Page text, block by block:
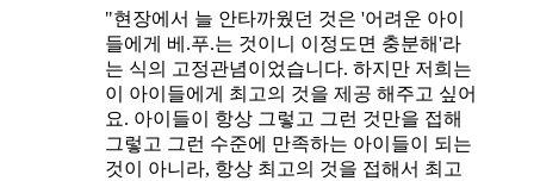
"현장에서 늘 안타까웠던 것은 '어려운 아이
들에게 베.푸.는 것이니 이정도면 충분해'라
는 식의 고정관념이었습니다. 하지만 저희는
이 아이들에게 최고의 것을 제공 해주고 싶어
요. 아이들이 항상 그렇고 그런 것만을 접해
그렇고 그런 수준에 만족하는 아이들이 되는
것이 아니라, 항상 최고의 것을 접해서 최고